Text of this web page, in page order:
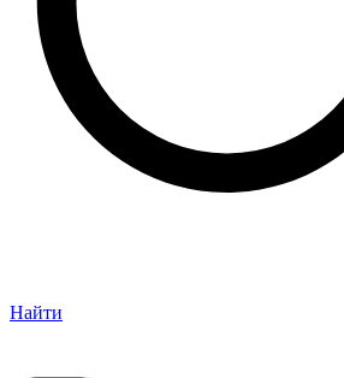
Найти